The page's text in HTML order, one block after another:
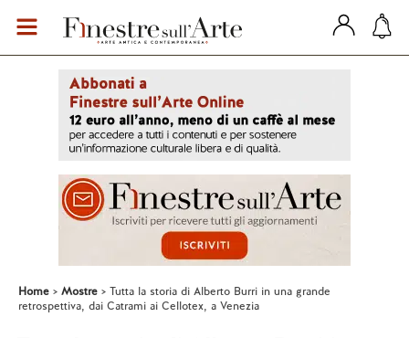
Home Mostre
Tutta la storia di Alberto Burri in una grande
retrospettiva, dai Catrami ai Cellotex, a Venezia